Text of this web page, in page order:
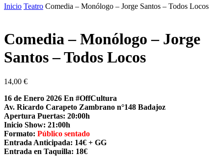
Inicio Teatro Comedia – Monólogo – Jorge Santos – Todos Locos
Comedia – Monólogo – Jorge
Santos – Todos Locos
14,00 €
16 de Enero 2026 En #OffCultura
Av. Ricardo Carapeto Zambrano n°148 Badajoz
Apertura Puertas: 20:00h
Inicio Show: 21:00h
Formato: Público sentado
Entrada Anticipada: 14€ + GG
Entrada en Taquilla: 18€